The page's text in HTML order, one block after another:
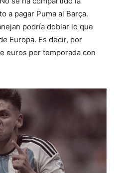
a pagar Puma al Barça.
podría doblar lo que
Europa. Es decir, por
euros por temporada con